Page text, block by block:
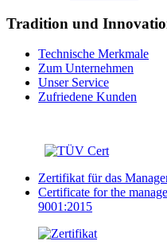
Tradition und
Technische Merkmale
Zum Unternehmen
Unser Service
Zufriedene Kunden
Zertifikat für das
Certificate for the
9001:2015